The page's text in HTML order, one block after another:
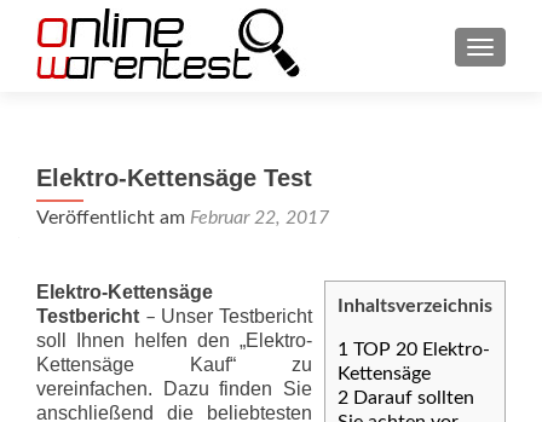
Elektro-Kettensäge Test
Veröffentlicht am Februar 22, 2017
Inhaltsverzeichnis
1 TOP 20 Elektro-
Kettensäge
2 Darauf sollten
Elektro-Kettensäge
Testbericht – Unser Testbericht
soll Ihnen helfen den „Elektro-
Kettensäge Kauf“ zu
vereinfachen. Dazu finden Sie
anschließend die beliebtesten